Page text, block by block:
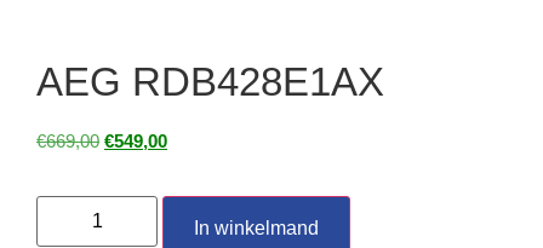
AEG RDB428E1AX
€669,00 €549,00
In winkelmand